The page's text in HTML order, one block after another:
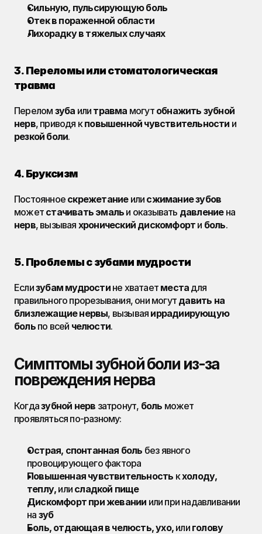
Сильную, пульсирующую боль
Отек в пораженной области
Лихорадку в тяжелых случаях
3. Переломы или стоматологическая
травма
Перелом зуба или травма могут обнажить зубной
нерв, приводя к повышенной чувствительности
резкой боли.
4. Бруксизм
Постоянное скрежетание или сжиманиезубов
может стачивать эмаль и оказывать давление
нерв, вызывая хронический дискомфорт и боль.
5. Проблемы с зубами мудрости
Если зубам мудрости не хватает места для
правильного прорезывания, они могут давить на
близлежащие нервы, вызывая иррадиирующую
боль по всей челюсти.
Симптомы зубной боли из-за
повреждения нерва
Когда зубной нерв затронут, боль может
проявляться по-разному:
Острая, спонтанная боль без явного
провоцирующего фактора
Повышенная чувствительность к холоду,
теплу, или сладкой пище
Дискомфорт при жевании или при надавливании
на зуб
Боль, отдающая в челюсть, ухо, или голову